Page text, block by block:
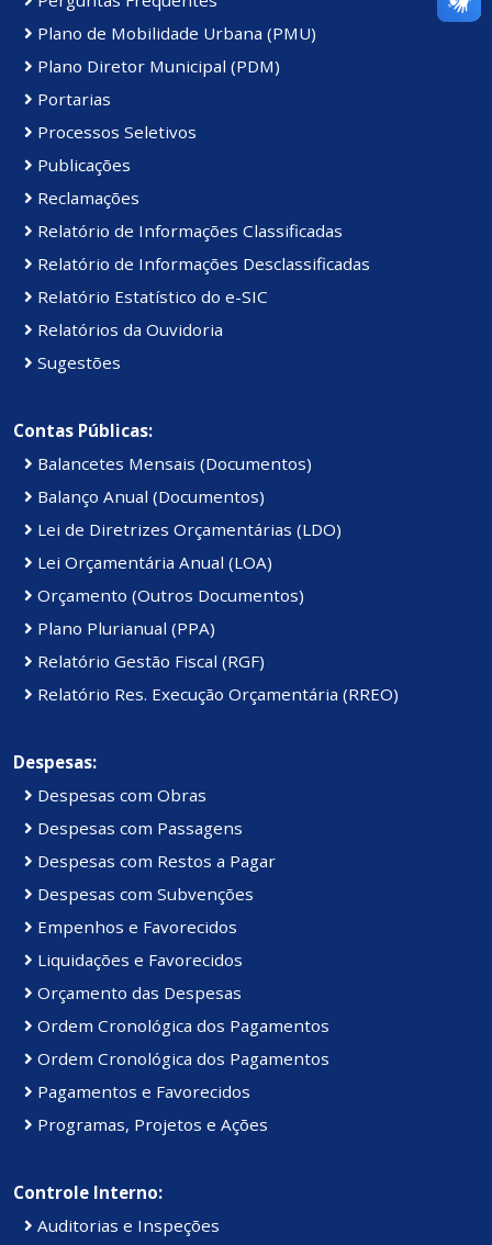
Plano de Mobilidade Urbana (PMU)
Plano Diretor Municipal (PDM)
Portarias
Processos Seletivos
Publicações
Reclamações
Relatório de Informações Classificadas
Relatório de Informações Desclassificadas
Relatório Estatístico do e-SIC
Relatórios da Ouvidoria
Sugestões
Contas Públicas:
Balancetes Mensais (Documentos)
Balanço Anual (Documentos)
Lei de Diretrizes Orçamentárias (LDO)
Lei Orçamentária Anual (LOA)
Orçamento (Outros Documentos)
Plano Plurianual (PPA)
Relatório Gestão Fiscal (RGF)
Relatório Res. Execução Orçamentária (RREO)
Despesas:
Despesas com Obras
Despesas com Passagens
Despesas com Restos a Pagar
Despesas com Subvenções
Empenhos e Favorecidos
Liquidações e Favorecidos
Orçamento das Despesas
Ordem Cronológica dos Pagamentos
Ordem Cronológica dos Pagamentos
Pagamentos e Favorecidos
Programas, Projetos e Ações
Controle Interno:
Auditorias e Inspeções